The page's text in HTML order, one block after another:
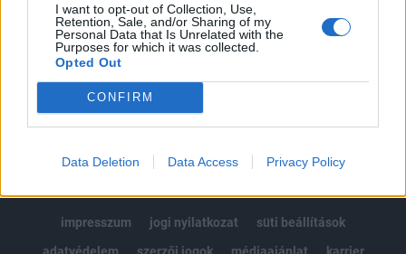
I want to opt-out of Collection, Use,
Retention, Sale, and/or Sharing of my
Personal Data that Is Unrelated with the
Purposes for which it was collected.
Opted Out
CONFIRM
Data Deletion Data Access Privacy Policy
MÁR ELŐFIZETŐNK VAGY?BEJELENTKEZÉS
© 2026 Portfolio
impresszum
jogi nyilatkozat
süti beállítások
adatvédelem
szerzői jogok médiaajánlat karrier